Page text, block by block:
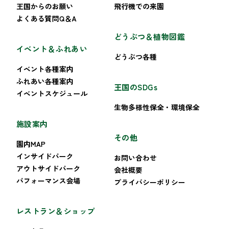
王国からのお願い
よくある質問Q＆A
イベント＆ふれあい
イベント各種案内
ふれあい各種案内
イベントスケジュール
施設案内
園内MAP
インサイドパーク
アウトサイドパーク
パフォーマンス会場
レストラン＆ショップ
飛行機での来園
どうぶつ＆植物図鑑
どうぶつ各種
王国のSDGs
生物多様性保全・環境保全
その他
お問い合わせ
会社概要
プライバシーポリシー